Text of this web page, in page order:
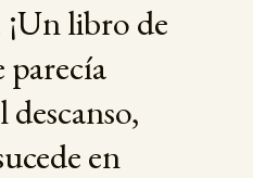
¡Un libro de
en